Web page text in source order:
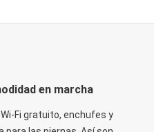
en marcha
Fi gratuito, enchufes y